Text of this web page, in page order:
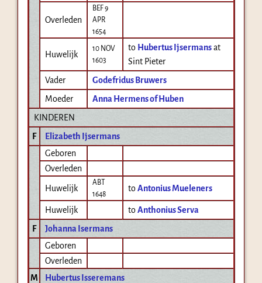
Overleden
BEF 9
APR
1654
Huwelijk
10 NOV
1603
to Hubertus Ijsermans at
Sint Pieter
Vader
Godefridus Bruwers
Moeder
Anna Hermens of Huben
KINDEREN
F
Elizabeth Ijsermans
Geboren
Overleden
Huwelijk
ABT
1648
toAntonius Mueleners
Huwelijk toAnthonius Serva
F
Johanna Isermans
Geboren
Overleden
M
Hubertus Isseremans